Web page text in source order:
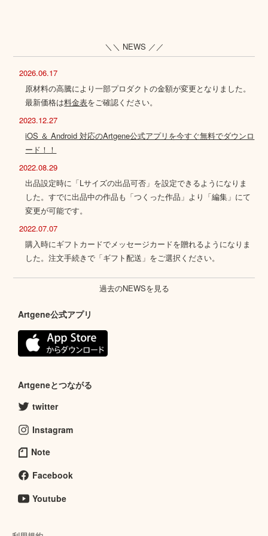
＼＼ NEWS ／／
2026.06.17
原材料の高騰により一部プロダクトの金額が変更となりました。
最新価格は料金表をご確認ください。
2023.12.27
iOS ＆ Android 対応のArtgene公式アプリを今すぐ無料でダウンロ
ード！！
2022.08.29
出品設定時に「Lサイズの出品可否」を設定できるようになりま
した。すでに出品中の作品も「つくった作品」より「編集」にて
変更が可能です。
2022.07.07
購入時にギフトカードでメッセージカードを贈れるようになりま
した。注文手続きで「ギフト配送」をご選択ください。
過去のNEWSを見る
Artgene公式アプリ
Artgeneとつながる
twitter
Instagram
Note
Facebook
Youtube